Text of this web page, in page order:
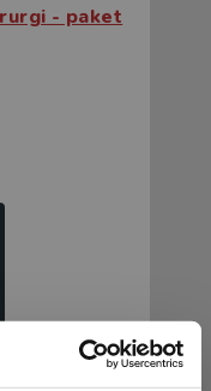
- paket